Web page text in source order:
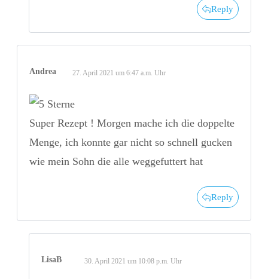
Reply
Andrea 27. April 2021 um 6:47 a.m. Uhr
Super Rezept ! Morgen mache ich die doppelte
Menge, ich konnte gar nicht so schnell gucken
wie mein Sohn die alle weggefuttert hat
Reply
LisaB 30. April 2021 um 10:08 p.m. Uhr